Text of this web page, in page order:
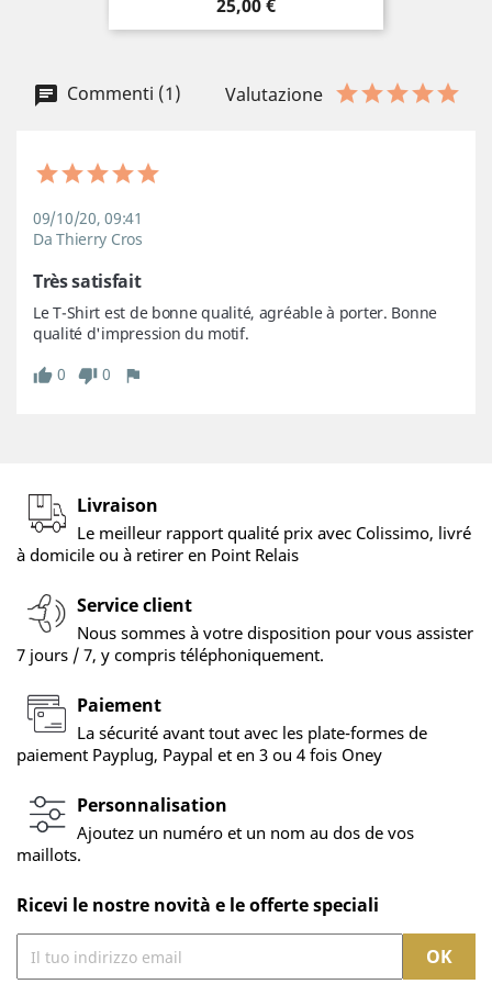
25,00 €
Commenti (1) Valutazione
09/10/20, 09:41
Da Thierry Cros
Très satisfait
Le T-Shirt est de bonne qualité, agréable à porter. Bonne
qualité d'impression du motif.
0
0
Livraison
Le meilleur rapport qualité prix avec Colissimo, livré
à domicile ou à retirer en Point Relais
Service client
Nous sommes à votre disposition pour vous assister
7 jours / 7, y compris téléphoniquement.
Paiement
La sécurité avant tout avec les plate-formes de
paiement Payplug, Paypal et en 3 ou 4 fois Oney
Personnalisation
Ajoutez un numéro et un nom au dos de vos
maillots.
Ricevi le nostre novità e le offerte speciali